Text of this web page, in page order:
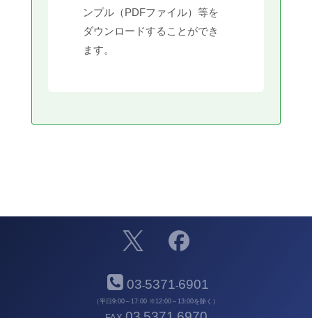
ンプル（PDFファイル）等を
ダウンロードすることができ
ます。
03-5371-6901
（平日9:00～17:00 ※12:00～13:00を除く）